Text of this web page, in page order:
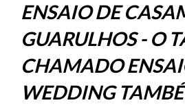
ENSAIO DE
GUARULHOS - O
CHAMADO
WEDDING